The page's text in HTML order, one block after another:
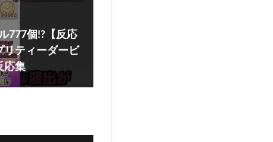
777個!?【反応
リティーダービ
応集